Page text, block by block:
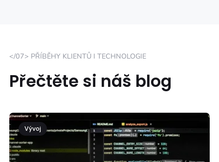
</07> PŘÍBĚHY KLIENTŮ I TECHNOLOGIE
Přečtěte si náš blog
Vývoj